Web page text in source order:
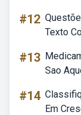
#12
Texto
#13
Sao
#14
Em